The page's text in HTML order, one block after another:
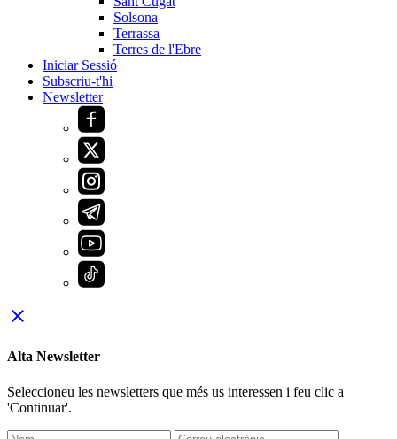
Solsona
Terrassa
Terres de l'Ebre
Iniciar Sessió
Subscriu-t'hi
Newsletter
close
Alta Newsletter
Seleccioneu les newsletters que més us interessen i feu clic a
'Continuar'.